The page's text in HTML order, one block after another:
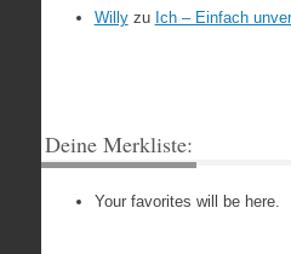
Willyzu Ich – Einfach
Deine Merkliste:
Your favorites will be here.